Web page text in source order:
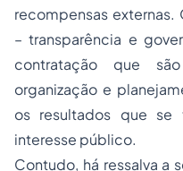
recompensas
– transparência e
contratação que
organização e
os resultados que se
interesse público.
Contudo, há ressalva a